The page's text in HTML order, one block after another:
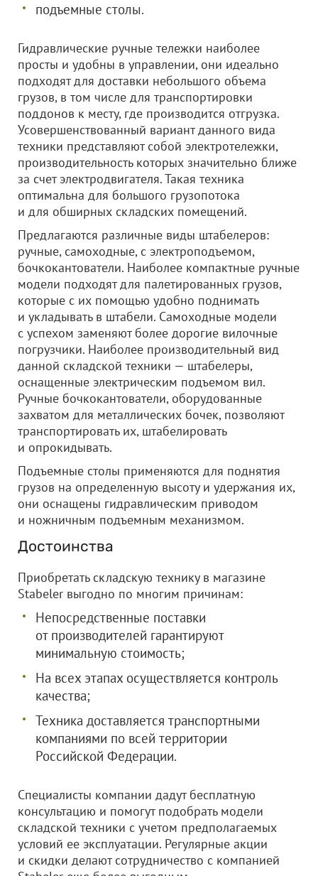
подъемные столы.
Гидравлические ручные тележки наиболее
просты и удобны в управлении, они идеально
подходят для доставки небольшого объема
грузов, в том числе для транспортировки
поддонов к месту, где производится отгрузка.
Усовершенствованный вариант данного вида
техники представляют собой электротележки,
производительность которых значительно ближе
за счет электродвигателя. Такая техника
оптимальна для большого грузопотока
и для обширных складских помещений.
Предлагаются различные виды штабелеров:
ручные, самоходные, с электроподъемом,
бочкокантователи. Наиболее компактные ручные
модели подходят для палетированных грузов,
которые с их помощью удобно поднимать
и укладывать в штабели. Самоходные модели
с успехом заменяют более дорогие вилочные
погрузчики. Наиболее производительный вид
данной складской техники — штабелеры,
оснащенные электрическим подъемом вил.
Ручные бочкокантователи, оборудованные
захватом для металлических бочек, позволяют
транспортировать их, штабелировать
и опрокидывать.
Подъемные столы применяются для поднятия
грузов на определенную высоту и удержания их,
они оснащены гидравлическим приводом
и ножничным подъемным механизмом.
Достоинства
Приобретать складскую технику в магазине
Stabeler выгодно по многим причинам:
Непосредственные поставки
от производителей гарантируют
минимальную стоимость;
На всех этапах осуществляется контроль
качества;
Техника доставляется транспортными
компаниями по всей территории
Российской Федерации.
Специалисты компании дадут бесплатную
консультацию и помогут подобрать модели
складской техники с учетом предполагаемых
условий ее эксплуатации. Регулярные акции
и скидки делают сотрудничество с компанией